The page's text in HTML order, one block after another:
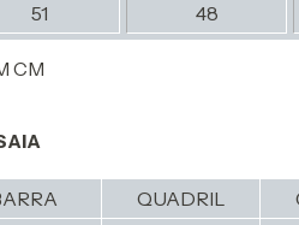
51 48
CM
QUADRIL